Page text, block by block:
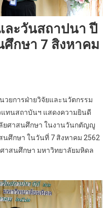
ะวันสถาปนา ปี
กษา 7 สิงหาคม
วยการฝ่ายวิจัยและนวัตกรรม
แทนสถาบันฯ แสดงความยินดี
ยศาสนศึกษา ในงานวันกตัญญู
ศึกษา ในวันที่ 7 สิงหาคม 2562
าสนศึกษา มหาวิทยาลัยมหิดล